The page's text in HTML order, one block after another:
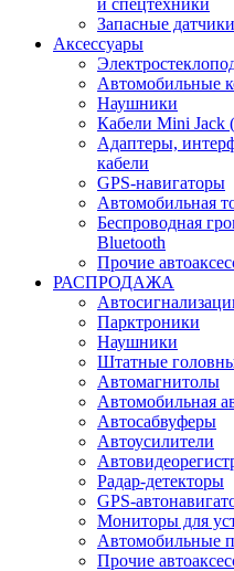
и спецтехники
Запасные
Аксессуары
Автомобильные
Наушники
Кабели Mini
Адаптеры,
кабели
GPS-навигаторы
Автомобильная
Беспроводная
Bluetooth
Прочие
РАСПРОДАЖА
Парктроники
Наушники
Штатные
Автомагнитолы
Автомобильная
Автосабвуферы
Автоусилители
Радар-детекторы
GPS-
Мониторы для
Автомобильные
Прочие